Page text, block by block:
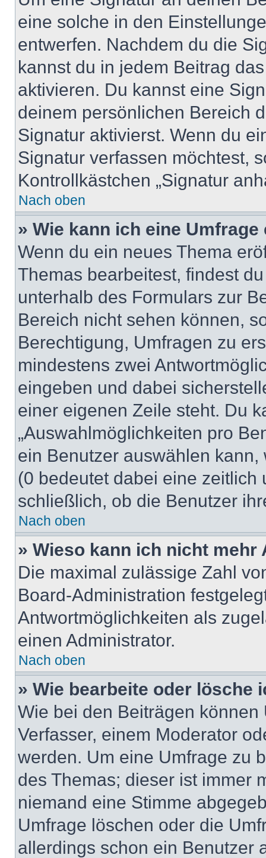
eine solche in den
entwerfen. Nachdem du die
kannst du in jedem Beitrag
aktivieren. Du kannst eine
deinem persönlichen Bereich
Signatur aktivierst. Wenn du
Signatur verfassen möchtest,
Kontrollkästchen „Signatur
Nach oben
» Wie kann ich eine
Wenn du ein neues Thema
Themas bearbeitest, findest
unterhalb des Formulars zur
Bereich nicht sehen können,
Berechtigung, Umfragen zu
mindestens zwei
eingeben und dabei
einer eigenen Zeile steht. Du
„Auswahlmöglichkeiten pro
ein Benutzer auswählen
(0 bedeutet dabei eine
schließlich, ob die Benutzer
Nach oben
» Wieso kann ich nicht
Die maximal zulässige Zahl
Board-Administration
Antwortmöglichkeiten als
einen Administrator.
Nach oben
» Wie bearbeite oder lösche
Wie bei den Beiträgen
Verfasser, einem Moderator
werden. Um eine Umfrage zu
des Themas; dieser ist immer
niemand eine Stimme
Umfrage löschen oder die
allerdings schon ein Benutzer